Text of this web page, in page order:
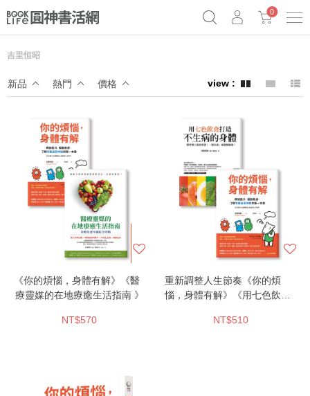
Netflix話題章魚小說！
0
吉里恒昭
新品 熱門 價格
《你的煩惱，身體有解》《醫
療靈媒的在地療癒生活指南 》
NT$570
重新調整人生節奏《你的煩
惱，身體有解》《用七色飲食
NT$510